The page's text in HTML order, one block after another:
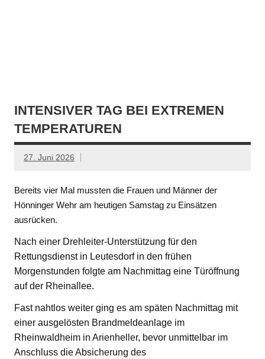
INTENSIVER TAG BEI EXTREMEN
TEMPERATUREN
27. Juni 2026
Bereits vier Mal mussten die Frauen und Männer der
Hönninger Wehr am heutigen Samstag zu Einsätzen
ausrücken.
Nach einer Drehleiter-Unterstützung für den
Rettungsdienst in Leutesdorf in den frühen
Morgenstunden folgte am Nachmittag eine Türöffnung
auf der Rheinallee.
Fast nahtlos weiter ging es am späten Nachmittag mit
einer ausgelösten Brandmeldeanlage im
Rheinwaldheim in Arienheller, bevor unmittelbar im
Anschluss die Absicherung des